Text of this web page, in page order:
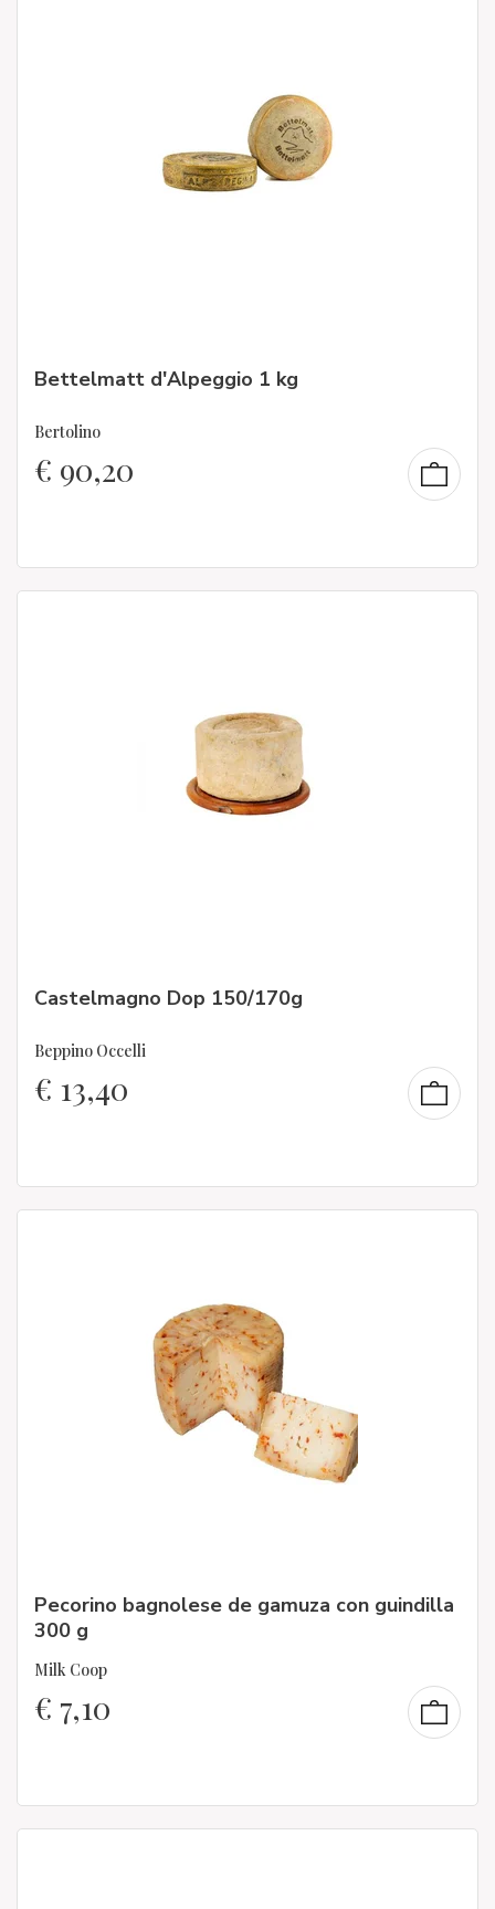
Bettelmatt d'Alpeggio 1 kg
Bertolino
€ 90,20
Castelmagno Dop 150/170g
Beppino Occelli
€ 13,40
Pecorino bagnolese de gamuza con guindilla
300 g
Milk Coop
€ 7,10